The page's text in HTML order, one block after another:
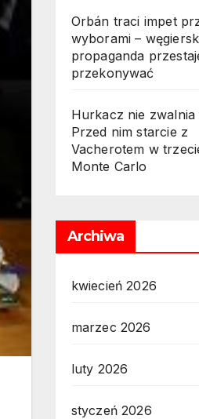
Orbán traci impet
wyborami –
propaganda
przekonywać
Hurkacz nie zwalnia
Przed nim starcie z
Vacherotem w
Monte Carlo
Archiwa
kwiecień 2026
marzec 2026
luty 2026
styczeń 2026